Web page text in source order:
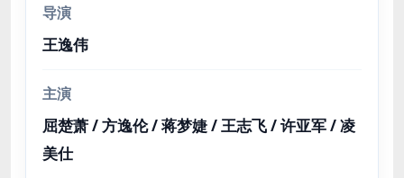
导演
王逸伟
主演
屈楚萧 / 方逸伦 / 蒋梦婕 / 王志飞 / 许亚军 / 凌
美仕